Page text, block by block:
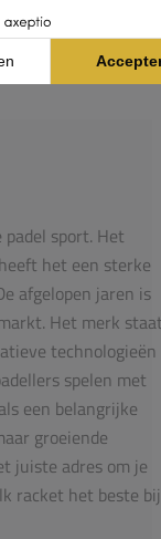
sport. Het
het een sterke
afgelopen jaren is
Het merk
technologieën
spelen met
een belangrijke
groeiende
juiste adres om je
racket het beste bij